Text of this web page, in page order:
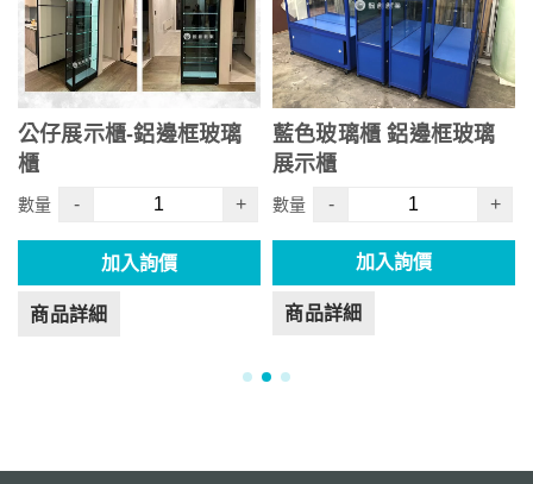
公仔展示櫃-鋁邊框玻璃
櫃
數量 - +
加入詢價
商品詳細
藍色玻璃櫃 鋁邊框玻璃
展示櫃
數量 - +
加入詢價
商品詳細